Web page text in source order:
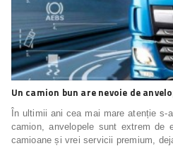
Un camion bun are nevoie de
În ultimii ani cea mai mare atenție
camion, anvelopele sunt extrem de
camioane și vrei servicii premium,